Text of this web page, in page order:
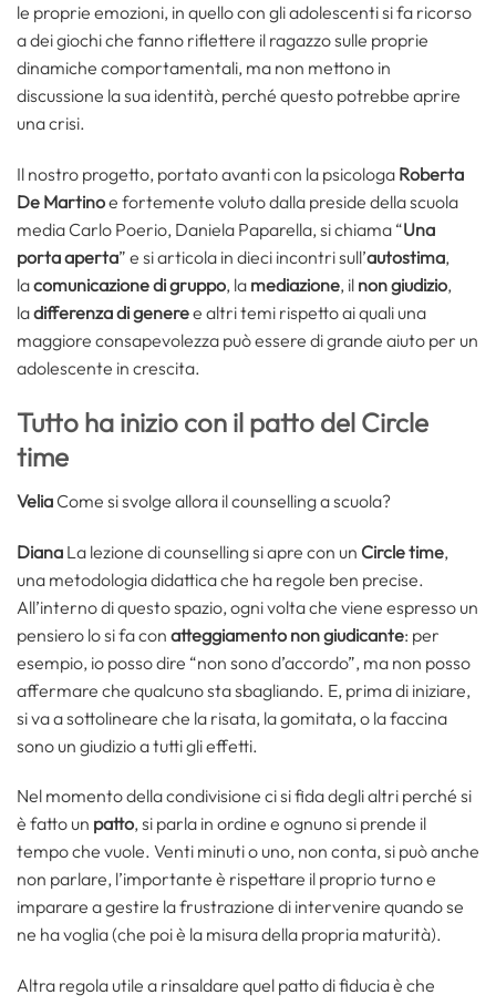
le proprie emozioni, in quello con gli adolescenti si fa ricorso
a dei giochi che fanno riflettere il ragazzo sulle proprie
dinamiche comportamentali, ma non mettono in
discussione la sua identità, perché questo potrebbe aprire
una crisi.
Il nostro progetto, portato avanti con la psicologa Roberta
De Martinoe fortemente voluto dalla preside della scuola
media Carlo Poerio, Daniela Paparella, si chiama “Una
porta aperta” e si articola in dieci incontri sull’autostima,
lacomunicazione di gruppo, la mediazione, il non giudizio,
ladifferenza di generee altri temi rispetto ai quali una
maggiore consapevolezza può essere di grande aiuto per un
adolescente in crescita.
Tutto ha inizio con il patto del Circle
time
VeliaCome si svolge allora il counselling a scuola?
Diana La lezione di counselling si apre con un Circle time,
una metodologia didattica che ha regole ben precise.
All’interno di questo spazio, ogni volta che viene espresso un
pensiero lo si fa con atteggiamento non giudicante: per
esempio, io posso dire “non sono d’accordo”, ma non posso
affermare che qualcuno sta sbagliando. E, prima di iniziare,
si va a sottolineare che la risata, la gomitata, o la faccina
sono un giudizio a tutti gli effetti.
Nel momento della condivisione ci si fida degli altri perché si
è fatto un patto, si parla in ordine e ognuno si prende il
tempo che vuole. Venti minuti o uno, non conta, si può anche
non parlare, l’importante è rispettare il proprio turno e
imparare a gestire la frustrazione di intervenire quando se
ne ha voglia (che poi è la misura della propria maturità).
Altra regola utile a rinsaldare quel patto di fiducia è che